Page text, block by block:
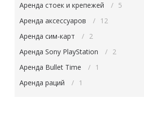
Аренда стоек и крепежей
5
Аренда аксессуаров
12
Аренда сим-карт
2
Аренда Sony PlayStation
2
Аренда Bullet Time
1
Аренда раций
1